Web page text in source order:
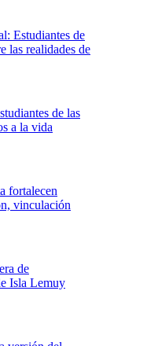
Estudiantes de
las realidades de
de las
a la vida
fortalecen
vinculación
de
Isla Lemuy